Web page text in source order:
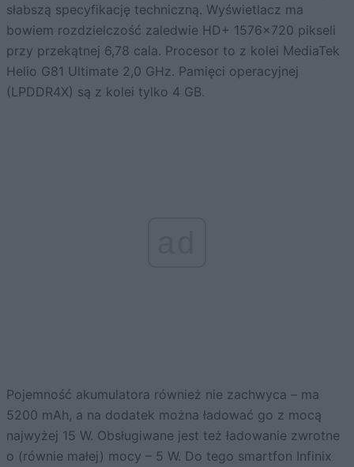
słabszą specyfikację techniczną. Wyświetlacz ma
bowiem rozdzielczość zaledwie HD+ 1576×720 pikseli
przy przekątnej 6,78 cala. Procesor to z kolei MediaTek
Helio G81 Ultimate 2,0 GHz. Pamięci operacyjnej
(LPDDR4X) są z kolei tylko 4 GB.
Pojemność akumulatora również nie zachwyca – ma
5200 mAh, a na dodatek można ładować go z mocą
najwyżej 15 W. Obsługiwane jest też ładowanie zwrotne
o (równie małej) mocy – 5 W. Do tego smartfon Infinix